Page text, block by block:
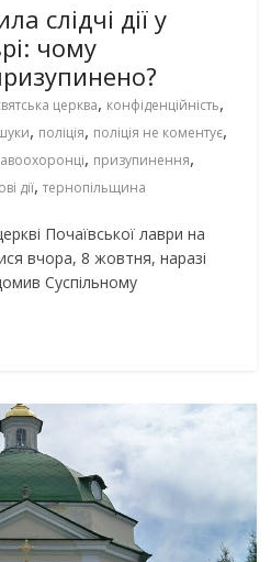
слідчі дії у
чому
церква, конфіденційність,
, поліція, поліція не коментує,
, призупинення,
дії,тернопільщина
Почаївської лаври на
вчора, 8 жовтня, наразі
Суспільному